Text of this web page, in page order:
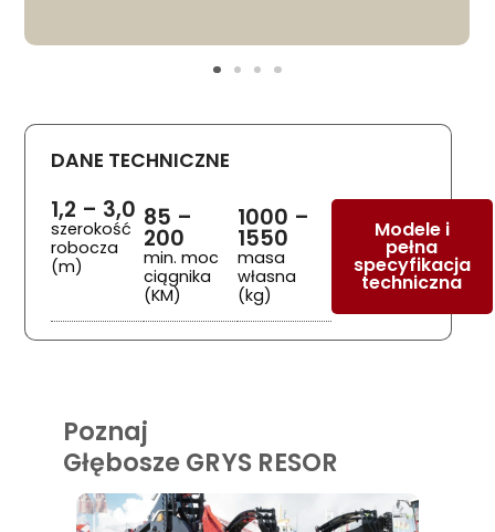
DANE TECHNICZNE
1,2 – 3,0
szerokość
robocza
(m)
85 –
200
min. moc
ciągnika
(KM)
1000 –
1550
masa
własna
(kg)
Modele i
pełna
specyfikacja
techniczna
Poznaj
Głębosze GRYS RESOR